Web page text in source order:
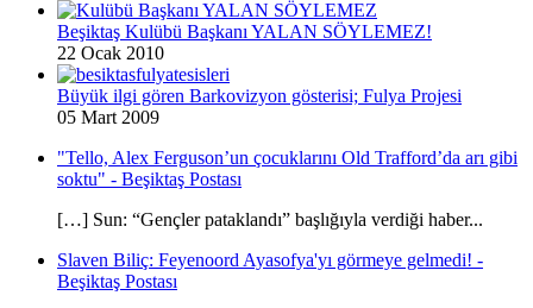
Beşiktaş Kulübü Başkanı YALAN SÖYLEMEZ!
22 Ocak 2010
Büyük ilgi gören Barkovizyon gösterisi; Fulya Projesi
05 Mart 2009
"Tello, Alex Ferguson’un çocuklarını Old Trafford’da arı gibi
soktu" - Beşiktaş Postası
[…] Sun: “Gençler pataklandı” başlığıyla verdiği haber...
Slaven Biliç: Feyenoord Ayasofya'yı görmeye gelmedi! -
Beşiktaş Postası